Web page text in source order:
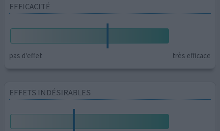
EFFICACITÉ
pas d'effet très efficace
EFFETS INDÉSIRABLES